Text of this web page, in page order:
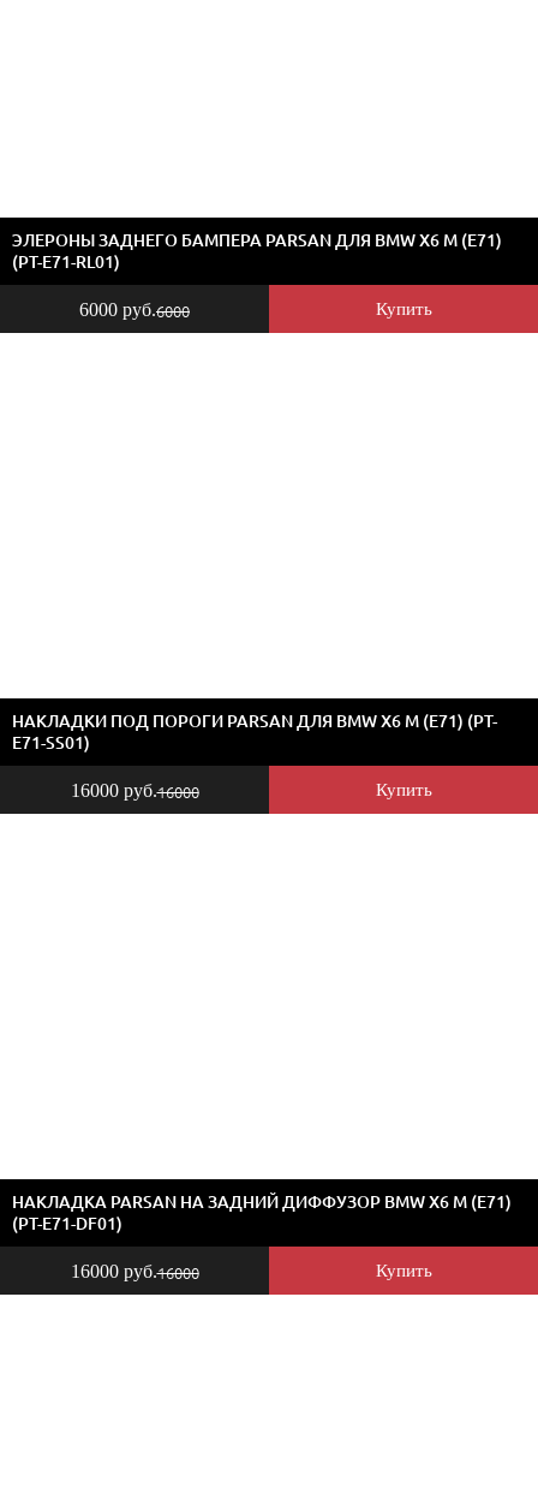
6000 руб.6000 Купить
ЭЛЕРОНЫ ЗАДНЕГО БАМПЕРА PARSAN ДЛЯ BMW X6 M (E71)
(PT-E71-RL01)
16000 руб.16000 Купить
НАКЛАДКИ ПОД ПОРОГИ PARSAN ДЛЯ BMW X6 M (E71) (PT-
E71-SS01)
16000 руб.16000 Купить
НАКЛАДКА PARSAN НА ЗАДНИЙ ДИФФУЗОР BMW X6 M (E71)
(PT-E71-DF01)